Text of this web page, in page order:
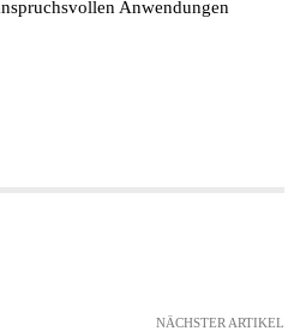
Anwendungen
NÄCHSTER ARTIKEL